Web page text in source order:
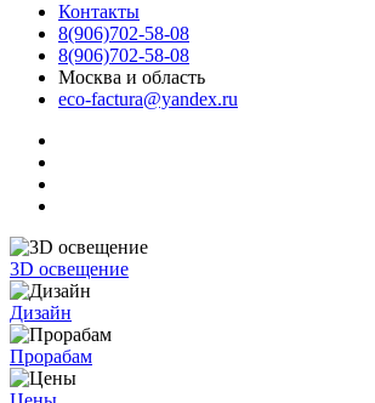
Контакты
8(906)702-58-08
8(906)702-58-08
Москва и область
eco-factura@yandex.ru
3D освещение
Дизайн
Прорабам